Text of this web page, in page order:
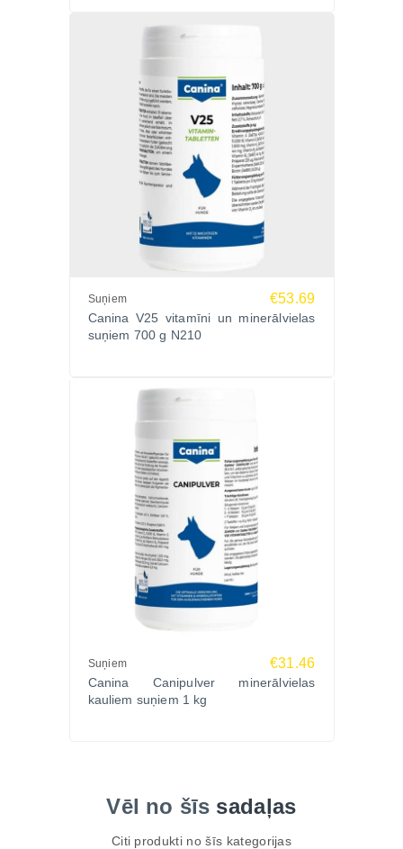
Suņiem €53.69
Canina V25 vitamīni un minerālvielas
suņiem 700 g N210
Suņiem €31.46
Canina Canipulver minerālvielas
kauliem suņiem 1 kg
Vēl no šīs sadaļas
Citi produkti no šīs kategorijas